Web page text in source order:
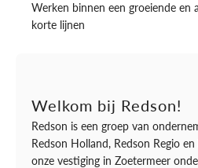
Werken binnen een groeiende en
korte lijnen
Welkom bij Redson!
Redson is een groep van
Redson Holland, Redson Regio
onze vestiging in Zoetermeer